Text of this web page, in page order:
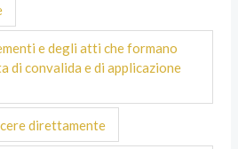
e degli atti che formano
di convalida e di applicazione
direttamente